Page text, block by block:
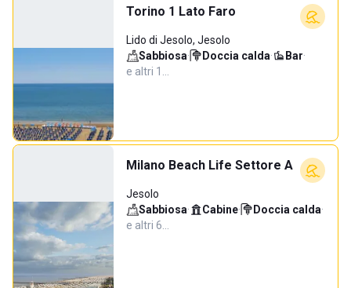
Torino 1 Lato Faro
Lido di Jesolo, Jesolo
Sabbiosa· Doccia calda· Bar·
e altri 1…
Milano Beach Life Settore A
Jesolo
Sabbiosa· Cabine· Doccia calda·
e altri 6…